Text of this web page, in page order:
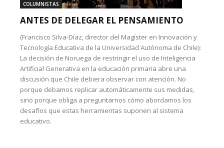
COLUMNISTAS
ANTES DE DELEGAR EL PENSAMIENTO
(Francisco Silva-Díaz, director del Magíster en Innovación y
Tecnología Educativa de la Universidad Autónoma de Chile):
La decisión de Noruega de restringir el uso de Inteligencia
Artificial Generativa en la educación primaria abre una
discusión que Chile debiera observar con atención. No
porque debamos replicar automáticamente sus medidas,
sino porque obliga a preguntarnos cómo abordamos los
desafíos que estas herramientas suponen al sistema
educativo.